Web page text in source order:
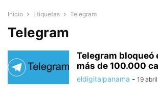
Inicio Etiquetas Telegram
Telegram
Telegram bloqueó
más de 100.000
eldigitalpanama - 19